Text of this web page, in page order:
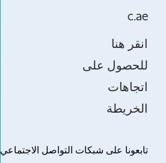
تابعونا على شبكات التواصل الاجتماعي
c.ae
انقر هنا
للحصول على
اتجاهات
الخريطة